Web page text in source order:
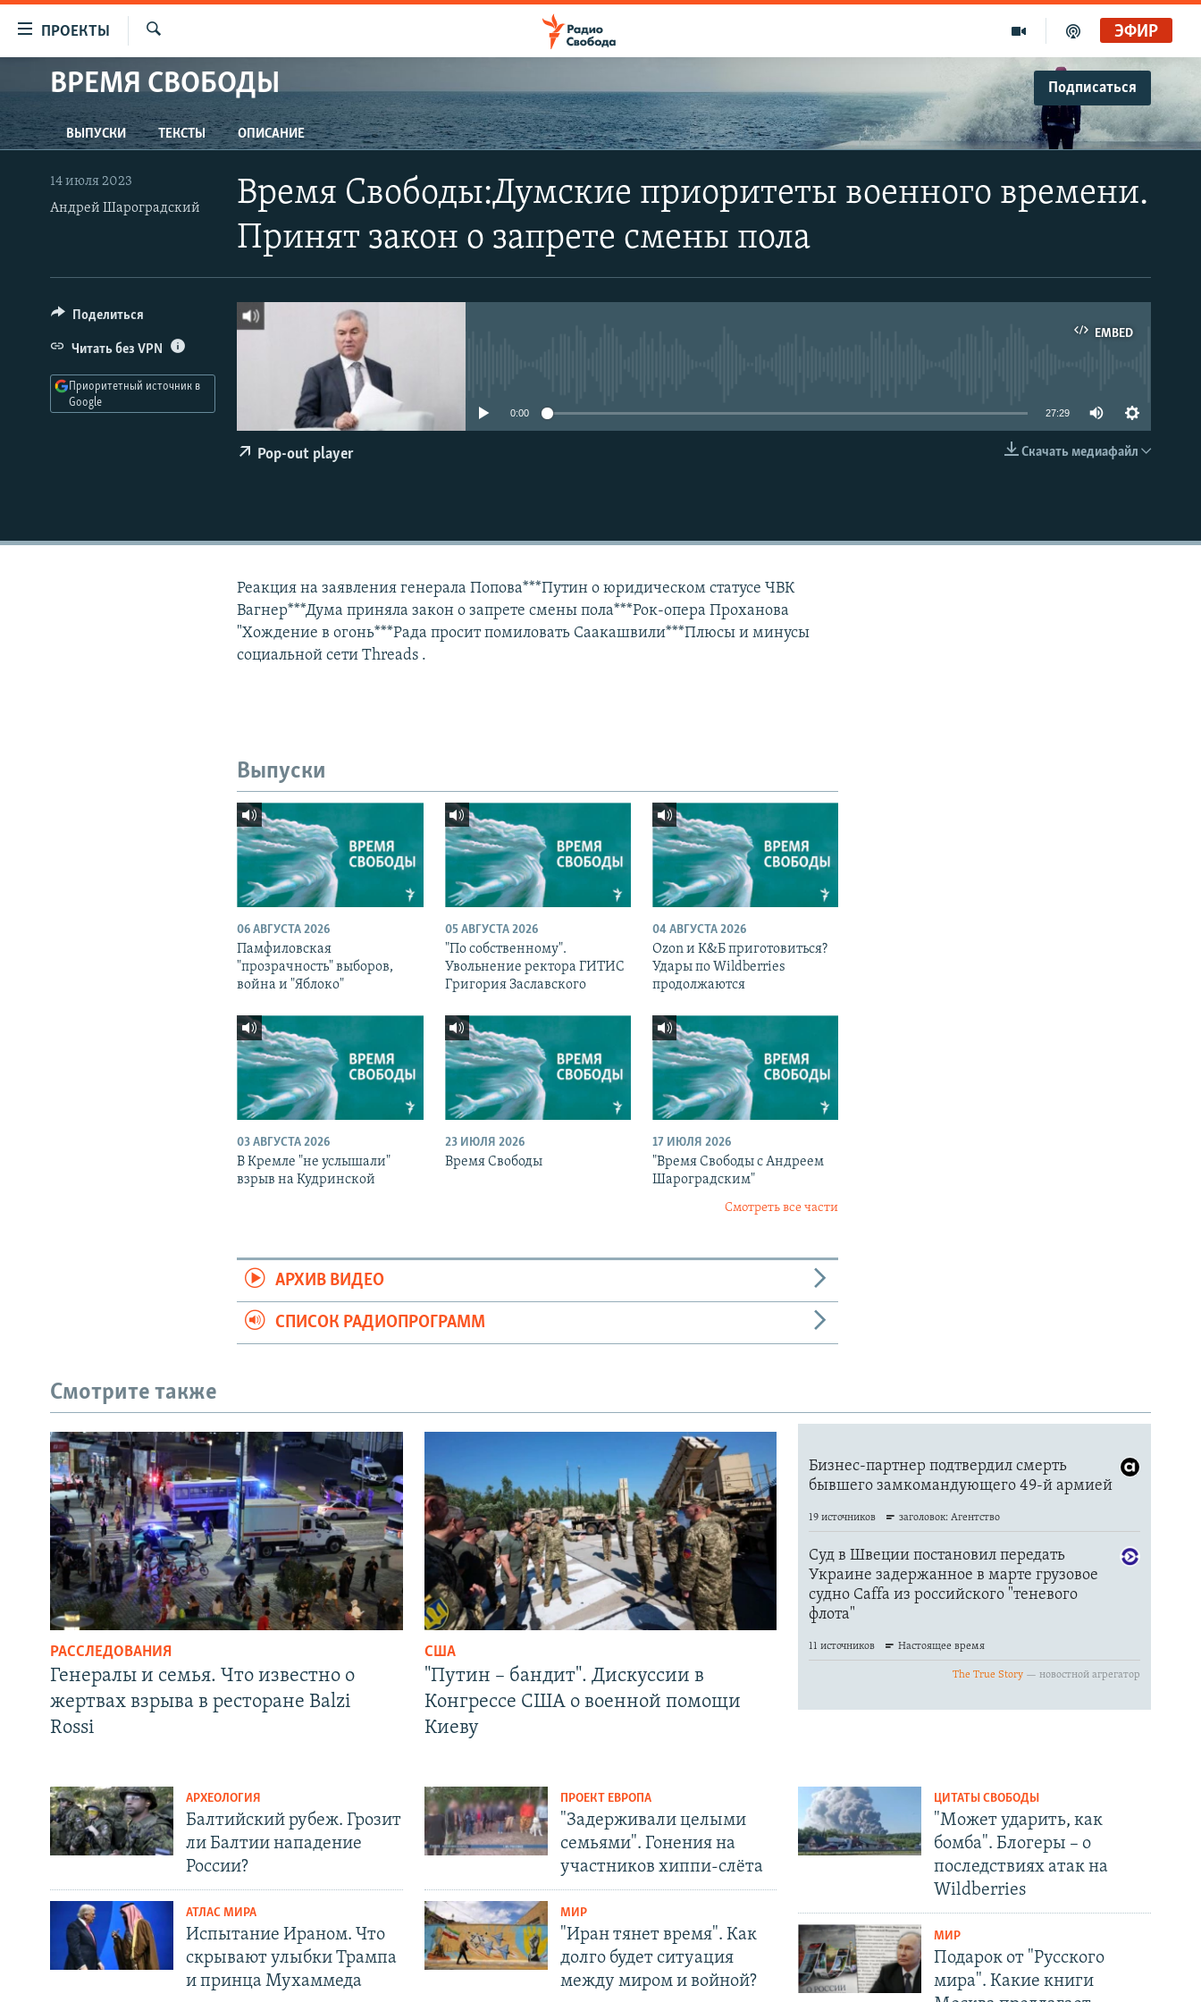
упрощенного
Вернуться
к
основному
содержанию
Вернутся
ПРОЕКТЫ
ПРОГРАММЫ
ПОДКАСТЫ
АВТОРСКИЕ ПРОЕКТЫ
ЦИТАТЫ СВОБОДЫ
МНЕНИЯ
IDEL.РЕАЛИИ
КАВКАЗ.РЕАЛИИ
СЕВЕР.РЕАЛИИ
СИБИРЬ.РЕАЛИИ
РАСПИСАНИЕ ВЕЩАНИЯ
ЭФИР
ВРЕМЯ СВОБОДЫ Подписаться
Подписаться
ВЫПУСКИ ТЕКСТЫ ОПИСАНИЕ
Время Свободы:Думские приоритеты военного времени.
Принят закон о запрете смены пола
14 июля 2023
Андрей Шароградский
EMBED
EMBED
0:00 27:29
Скачать медиафайл
Pop-out player
Поделиться
Читать без VPN
Приоритетный источник в
Google
Реакция на заявления генерала Попова***Путин о юридическом статусе ЧВК
Вагнер***Дума приняла закон о запрете смены пола***Рок-опера Проханова
"Хождение в огонь***Рада просит помиловать Саакашвили***Плюсы и минусы
социальной сети Threads .
Выпуски
06 АВГУСТА 2026
Памфиловская
"прозрачность" выборов,
война и "Яблоко"
05 АВГУСТА 2026
"По собственному".
Увольнение ректора ГИТИС
Григория Заславского
04 АВГУСТА 2026
Ozon и К&Б приготовиться?
Удары по Wildberries
продолжаются
03 АВГУСТА 2026
В Кремле "не услышали"
взрыв на Кудринской
23 ИЮЛЯ 2026
Время Свободы
17 ИЮЛЯ 2026
"Время Свободы с Андреем
Шароградским"
Смотреть все части
АРХИВ ВИДЕО
СПИСОК РАДИОПРОГРАММ
Смотрите также
РАССЛЕДОВАНИЯ
Генералы и семья. Что известно о
жертвах взрыва в ресторане Balzi
Rossi
США
"Путин – бандит". Дискуссии в
Конгрессе США о военной помощи
Киеву
АРХЕОЛОГИЯ
Балтийский рубеж. Грозит
ли Балтии нападение
России?
АТЛАС МИРА
Испытание Ираном. Что
скрывают улыбки Трампа
и принца Мухаммеда
ПРОЕКТ ЕВРОПА
"Задерживали целыми
семьями". Гонения на
участников хиппи-слёта
МИР
"Иран тянет время". Как
долго будет ситуация
между миром и войной?
ЦИТАТЫ СВОБОДЫ
"Может ударить, как
бомба". Блогеры – о
последствиях атак на
Wildberries
МИР
Подарок от "Русского
мира". Какие книги